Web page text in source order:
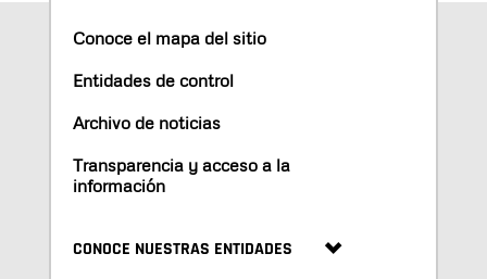
Conoce el mapa del sitio
Entidades de control
Archivo de noticias
Transparencia y acceso a la
información
CONOCE NUESTRAS ENTIDADES